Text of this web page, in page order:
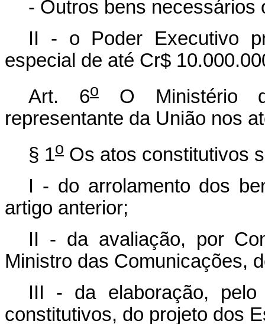
- Outros bens necessários
II - o Poder Executivo
especial de até Cr$
Art. 6oO Ministério
representante da União nos
§ 1o Os atos constitutivos
I - do arrolamento dos
artigo anterior;
II - da avaliação, por
Ministro das Comunicações,
III - da elaboração,
constitutivos, do projeto dos